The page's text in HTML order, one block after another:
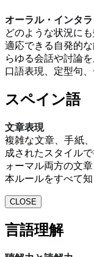
オーラル・インタ
どのような状況に
適応できる自発的
らゆる会話や討論
口語表現、定型句
スペイン語
文章表現
複雑な文章、手紙
成されたスタイル
ォーマル両方の文
本ルールをすべて知
CLOSE
言語理解